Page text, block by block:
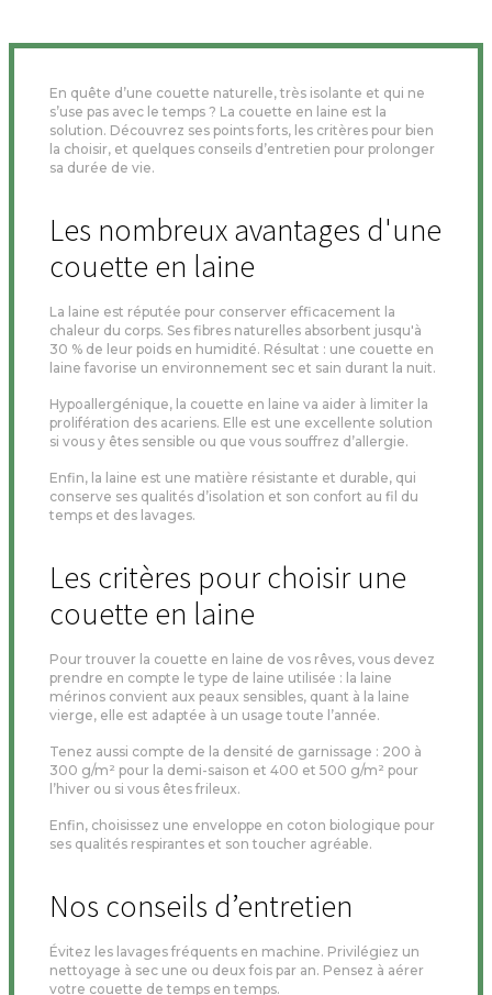
En quête d’une couette naturelle, très isolante et qui ne
s’use pas avec le temps ? La couette en laine est la
solution. Découvrez ses points forts, les critères pour bien
la choisir, et quelques conseils d’entretien pour prolonger
sa durée de vie.
Les nombreux avantages d'une
couette en laine
La laine est réputée pour conserver efficacement la
chaleur du corps. Ses fibres naturelles absorbent jusqu'à
30 % de leur poids en humidité. Résultat : une couette en
laine favorise un environnement sec et sain durant la nuit.
Hypoallergénique, la couette en laine va aider à limiter la
prolifération des acariens. Elle est une excellente solution
si vous y êtes sensible ou que vous souffrez d’allergie.
Enfin, la laine est une matière résistante et durable, qui
conserve ses qualités d’isolation et son confort au fil du
temps et des lavages.
Les critères pour choisir une
couette en laine
Pour trouver la couette en laine de vos rêves, vous devez
prendre en compte le type de laine utilisée : la laine
mérinos convient aux peaux sensibles, quant à la laine
vierge, elle est adaptée à un usage toute l’année.
Tenez aussi compte de la densité de garnissage : 200 à
300 g/m² pour la demi-saison et 400 et 500 g/m² pour
l’hiver ou si vous êtes frileux.
Enfin, choisissez une enveloppe en coton biologique pour
ses qualités respirantes et son toucher agréable.
Nos conseils d’entretien
Évitez les lavages fréquents en machine. Privilégiez un
nettoyage à sec une ou deux fois par an. Pensez à aérer
votre couette de temps en temps.